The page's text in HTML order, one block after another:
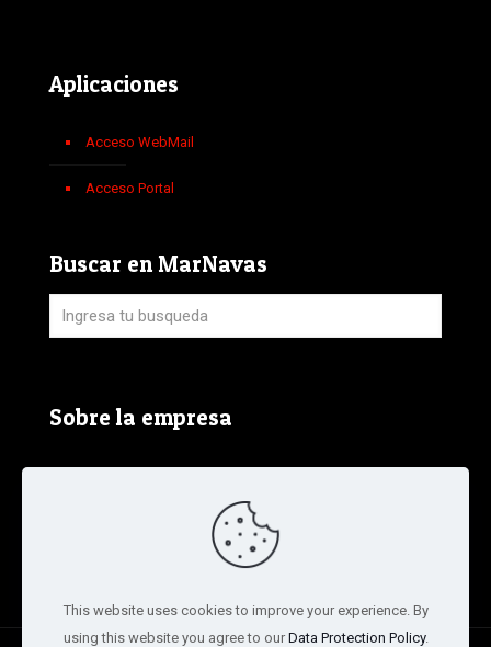
Aplicaciones
Acceso WebMail
Acceso Portal
Buscar en MarNavas
Sobre la empresa
Términos y condiciones de la tienda
This website uses cookies to improve your experience. By
using this website you agree to our Data Protection Policy.